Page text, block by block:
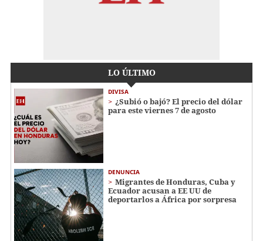
LO ÚLTIMO
DIVISA
¿Subió o bajó? El precio del dólar
para este viernes 7 de agosto
DENUNCIA
Migrantes de Honduras, Cuba y
Ecuador acusan a EE UU de
deportarlos a África por sorpresa